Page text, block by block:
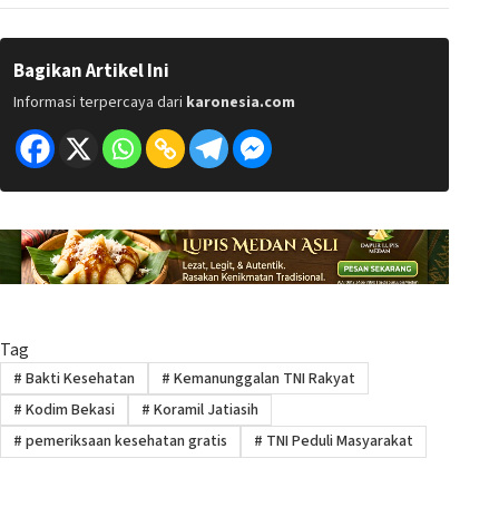
Bagikan Artikel Ini
Informasi terpercaya dari karonesia.com
Tag
# Bakti Kesehatan # Kemanunggalan TNI Rakyat
# Kodim Bekasi # Koramil Jatiasih
# pemeriksaan kesehatan gratis # TNI Peduli Masyarakat